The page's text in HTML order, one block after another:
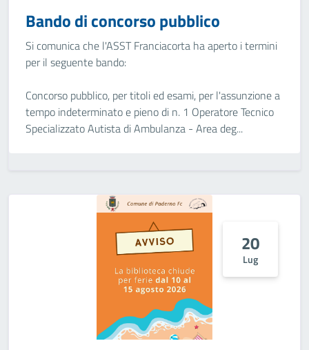
Bando di concorso pubblico
Si comunica che l'ASST Franciacorta ha aperto i termini
per il seguente bando:
Concorso pubblico, per titoli ed esami, per l'assunzione a
tempo indeterminato e pieno di n. 1 Operatore Tecnico
Specializzato Autista di Ambulanza - Area deg...
20
Lug